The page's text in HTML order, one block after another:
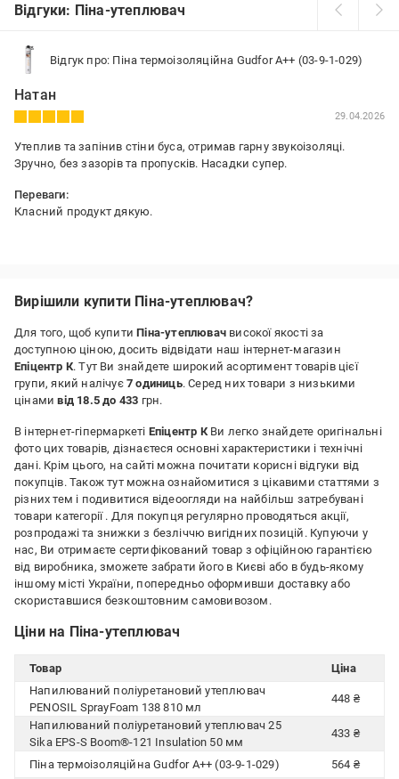
Відгуки: Піна-утеплювач
Відгук про: Піна термоізоляційна Gudfor A++ (03-9-1-029)
Натан
29.04.2026
Утеплив та запінив стіни буса, отримав гарну звукоізоляці.
Зручно, без зазорів та пропусків. Насадки супер.
Переваги:
Класний продукт дякую.
Вирішили купити Піна-утеплювач?
Для того, щоб купитиПіна-утеплювач високої якості за
доступною ціною, досить відвідати наш інтернет-магазин
Епіцентр К. Тут Ви знайдете широкий асортимент товарів цієї
групи, який налічує 7 одиниць. Серед них товари з низькими
цінамивід 18.5 до 433 грн.
В інтернет-гіпермаркеті Епіцентр КВи легко знайдете оригінальні
фото цих товарів, дізнаєтеся основні характеристики і технічні
дані. Крім цього, на сайті можна почитати корисні відгуки від
покупців. Також тут можна ознайомитися з цікавими статтями з
різних тем і подивитися відеоогляди на найбільш затребувані
товари категорії . Для покупця регулярно проводяться акції,
розпродажі та знижки з безліччю вигідних позицій. Купуючи у
нас, Ви отримаєте сертифікований товар з офіційною гарантією
від виробника, зможете забрати його в Києві або в будь-якому
іншому місті України, попередньо оформивши доставку або
скориставшися безкоштовним самовивозом.
Ціни на Піна-утеплювач
Товар
Ціна
Напилюваний поліуретановий утеплювач
PENOSIL SprayFoam 138 810 мл
448 ₴
Напилюваний поліуретановий утеплювач 25
Sika EPS-S Boom®-121 Insulation 50 мм
433 ₴
Піна термоізоляційна Gudfor A++ (03-9-1-029)
564 ₴